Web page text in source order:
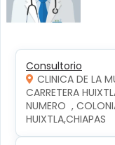
Consultorio
CLINICA DE LA
CARRETERA
NUMERO  ,
HUIXTLA,CHIAPAS